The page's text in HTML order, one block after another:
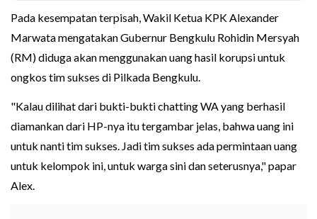
Pada kesempatan terpisah, Wakil Ketua KPK Alexander
Marwata mengatakan Gubernur Bengkulu Rohidin Mersyah
(RM) diduga akan menggunakan uang hasil korupsi untuk
ongkos tim sukses di Pilkada Bengkulu.
"Kalau dilihat dari bukti-bukti chatting WA yang berhasil
diamankan dari HP-nya itu tergambar jelas, bahwa uang ini
untuk nanti tim sukses. Jadi tim sukses ada permintaan uang
untuk kelompok ini, untuk warga sini dan seterusnya," papar
Alex.